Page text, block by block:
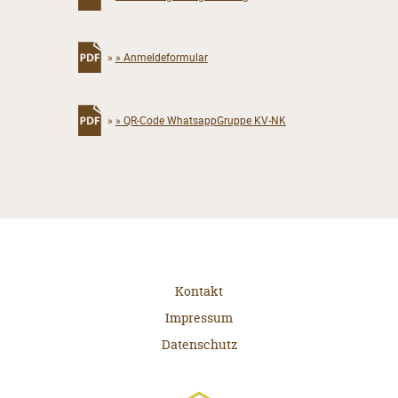
» » Anmeldeformular
» » QR-Code WhatsappGruppe KV-NK
Kontakt
Impressum
Datenschutz